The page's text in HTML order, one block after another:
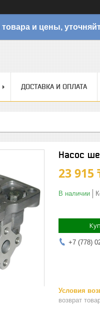
и цены,
ДОСТАВКА И ОПЛАТА
Насос
23 915
В наличии
+7 (778)
возврат